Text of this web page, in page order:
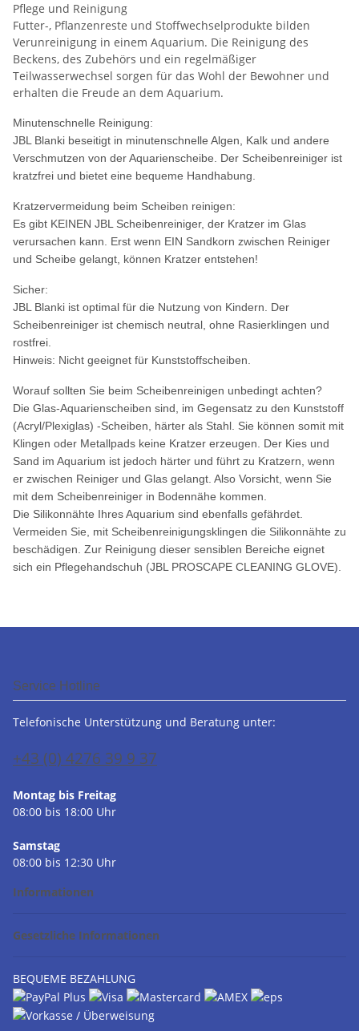
Pflege und Reinigung
Futter-, Pflanzenreste und Stoffwechselprodukte bilden
Verunreinigung in einem Aquarium. Die Reinigung des
Beckens, des Zubehörs und ein regelmäßiger
Teilwasserwechsel sorgen für das Wohl der Bewohner und
erhalten die Freude an dem Aquarium.
Minutenschnelle Reinigung:
JBL Blanki beseitigt in minutenschnelle Algen, Kalk und andere
Verschmutzen von der Aquarienscheibe. Der Scheibenreiniger ist
kratzfrei und bietet eine bequeme Handhabung.
Kratzervermeidung beim Scheiben reinigen:
Es gibt KEINEN JBL Scheibenreiniger, der Kratzer im Glas
verursachen kann. Erst wenn EIN Sandkorn zwischen Reiniger
und Scheibe gelangt, können Kratzer entstehen!
Sicher:
JBL Blanki ist optimal für die Nutzung von Kindern. Der
Scheibenreiniger ist chemisch neutral, ohne Rasierklingen und
rostfrei.
Hinweis: Nicht geeignet für Kunststoffscheiben.
Worauf sollten Sie beim Scheibenreinigen unbedingt achten?
Die Glas-Aquarienscheiben sind, im Gegensatz zu den Kunststoff
(Acryl/Plexiglas) -Scheiben, härter als Stahl. Sie können somit mit
Klingen oder Metallpads keine Kratzer erzeugen. Der Kies und
Sand im Aquarium ist jedoch härter und führt zu Kratzern, wenn
er zwischen Reiniger und Glas gelangt. Also Vorsicht, wenn Sie
mit dem Scheibenreiniger in Bodennähe kommen.
Die Silikonnähte Ihres Aquarium sind ebenfalls gefährdet.
Vermeiden Sie, mit Scheibenreinigungsklingen die Silikonnähte zu
beschädigen. Zur Reinigung dieser sensiblen Bereiche eignet
sich ein Pflegehandschuh (JBL PROSCAPE CLEANING GLOVE).
Service Hotline
Telefonische Unterstützung und Beratung unter:
+43 (0) 4276 39 9 37
Montag bis Freitag
08:00 bis 18:00 Uhr
Samstag
08:00 bis 12:30 Uhr
Informationen
Gesetzliche Informationen
BEQUEME BEZAHLUNG